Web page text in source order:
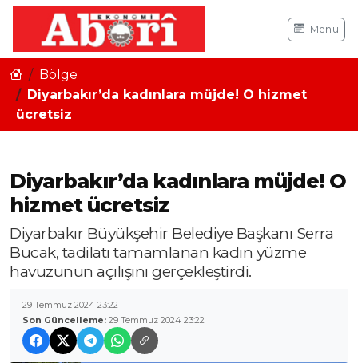
Menü
Bölge
Diyarbakır’da kadınlara müjde! O hizmet
ücretsiz
Diyarbakır’da kadınlara müjde! O
hizmet ücretsiz
Diyarbakır Büyükşehir Belediye Başkanı Serra
Bucak, tadilatı tamamlanan kadın yüzme
havuzunun açılışını gerçekleştirdi.
29 Temmuz 2024 23:22
Son Güncelleme: 29 Temmuz 2024 23:22